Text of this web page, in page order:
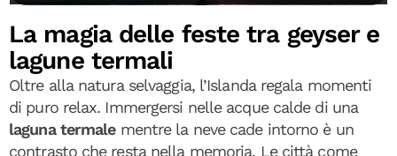
La magia delle feste tra geyser e
lagune termali
Oltre alla natura selvaggia, l’Islanda regala momenti
di puro relax. Immergersi nelle acque calde di una
laguna termale mentre la neve cade intorno è un
contrasto che resta nella memoria. Le città come